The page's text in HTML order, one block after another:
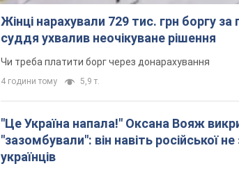
Жінці нарахували 729 тис. грн боргу за
суддя ухвалив неочікуване рішення
Чи треба платити борг через донарахування
4 години тому 5,9 т.
"Це Україна напала!" Оксана Вояж
"зазомбували": він навіть російської
українців